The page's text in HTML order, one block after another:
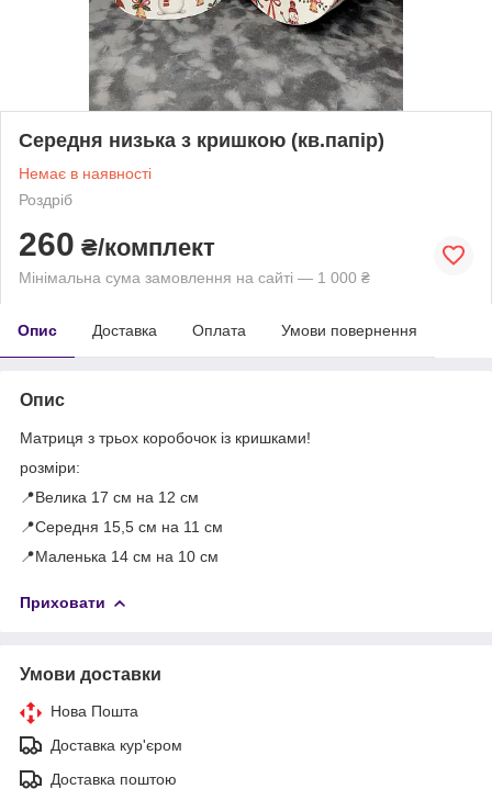
Середня низька з кришкою (кв.папір)
Немає в наявності
Роздріб
260 ₴/комплект
Мінімальна сума замовлення на сайті — 1 000 ₴
Опис Доставка Оплата Умови повернення
Опис
Матриця з трьох коробочок із кришками!
розміри:
📍Велика 17 см на 12 см
📍Середня 15,5 см на 11 см
📍Маленька 14 см на 10 см
Приховати
Умови доставки
Нова Пошта
Доставка кур'єром
Доставка поштою